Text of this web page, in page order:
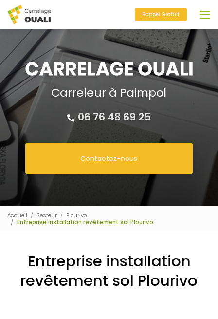
au
contenu
principal
Rappel Gratuit
Carreleur à Paimpol
06 76 48 69 25
Contactez-nous
Accueil Secteur
Plourivo
Entreprise installation revêtement sol Plourivo
Entreprise installation
revêtement sol Plourivo